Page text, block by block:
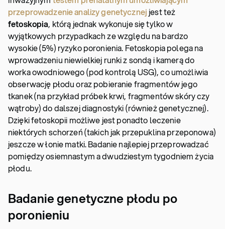
przeprowadzenie analizy genetycznej jest też
fetoskopia, którą jednak wykonuje się tylko w
wyjątkowych przypadkach ze względu na bardzo
wysokie (5%) ryzyko poronienia. Fetoskopia polega na
wprowadzeniu niewielkiej runki z sondą i kamerą do
worka owodniowego (pod kontrolą USG), co umożliwia
obserwację płodu oraz pobieranie fragmentów jego
tkanek (na przykład próbek krwi, fragmentów skóry czy
wątroby) do dalszej diagnostyki (również genetycznej).
Dzięki fetoskopii możliwe jest ponadto leczenie
niektórych schorzeń (takich jak przepuklina przeponowa)
jeszcze w łonie matki. Badanie najlepiej przeprowadzać
pomiędzy osiemnastym a dwudziestym tygodniem życia
płodu.
Badanie genetyczne płodu po
poronieniu